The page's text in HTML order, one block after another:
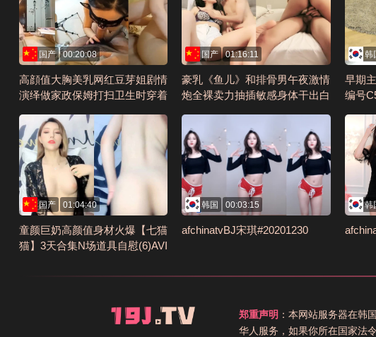
国产 00:20:08
高顔值大胸美乳网红豆芽姐剧情
演绎做家政保姆打扫卫生时穿着
啪啪国语编号7C772B49
国产 01:16:11
豪乳《鱼儿》和排骨男午夜激情
炮全裸卖力抽插敏感身体干出白
韩
早期
编号
国产 01:04:40
童颜巨奶高颜值身材火爆【七猫
猫】3天合集N场道具自慰(6)AVI
韩国 00:03:15
afchinatvBJ宋琪#20201230
韩
郑重声明 ：本网站服务器在韩
华人服务，如果你所在国家法